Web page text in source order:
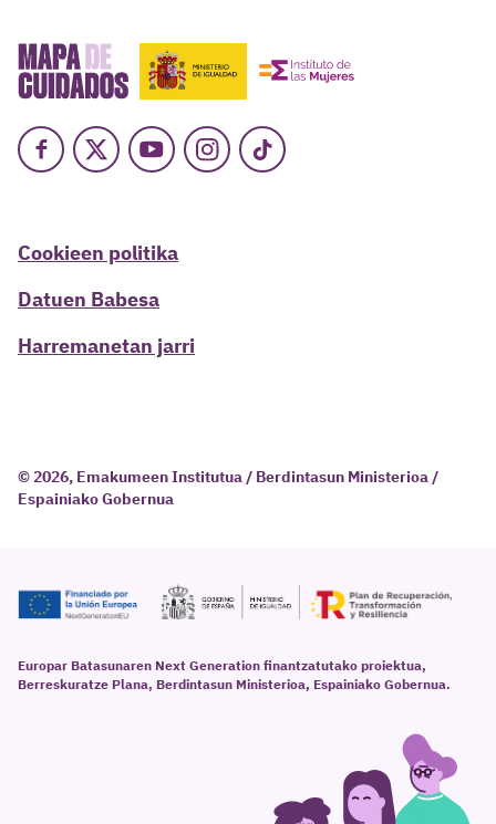
Facebook
X YoutubeInstagram
TikTok
Cookieen politika
Datuen Babesa
Harremanetan jarri
© 2026, Emakumeen Institutua / Berdintasun Ministerioa /
Espainiako Gobernua
Europar Batasunaren Next Generation finantzatutako proiektua,
Berreskuratze Plana, Berdintasun Ministerioa, Espainiako Gobernua.